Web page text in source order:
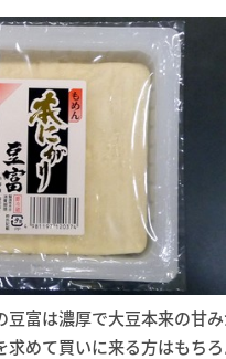
豆富は濃厚で大豆本来の甘
求めて買いに来る方はもち